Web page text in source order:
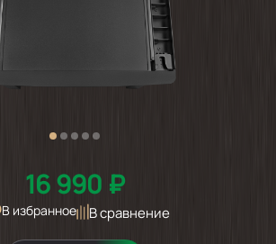
16 990 ₽
В избранное В сравнение